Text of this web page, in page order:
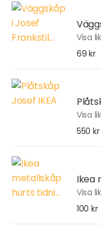
Visa
69 kr
Visa
550 kr
Ikea
Visa
100 kr